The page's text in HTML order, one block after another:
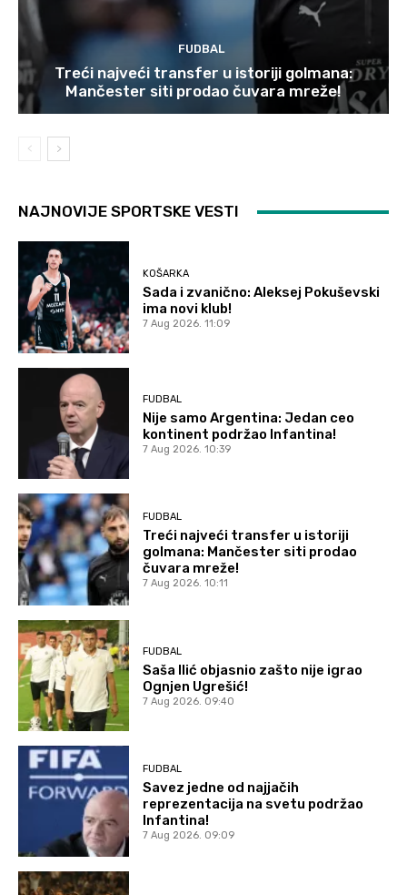
FUDBAL
Treći najveći transfer u istoriji golmana:
Mančester siti prodao čuvara mreže!
NAJNOVIJE SPORTSKE VESTI
KOŠARKA
Sada i zvanično: Aleksej Pokuševski
ima novi klub!
7 Aug 2026. 11:09
FUDBAL
Nije samo Argentina: Jedan ceo
kontinent podržao Infantina!
7 Aug 2026. 10:39
FUDBAL
Treći najveći transfer u istoriji
golmana: Mančester siti prodao
čuvara mreže!
7 Aug 2026. 10:11
FUDBAL
Saša Ilić objasnio zašto nije igrao
Ognjen Ugrešić!
7 Aug 2026. 09:40
FUDBAL
Savez jedne od najjačih
reprezentacija na svetu podržao
Infantina!
7 Aug 2026. 09:09